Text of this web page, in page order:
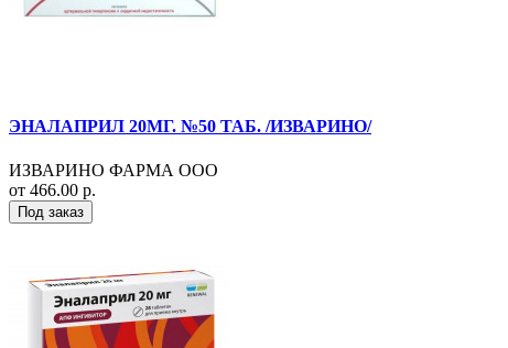
ЭНАЛАПРИЛ 20МГ. №50 ТАБ. /ИЗВАРИНО/
ИЗВАРИНО ФАРМА ООО
от 466.00 р.
Под заказ